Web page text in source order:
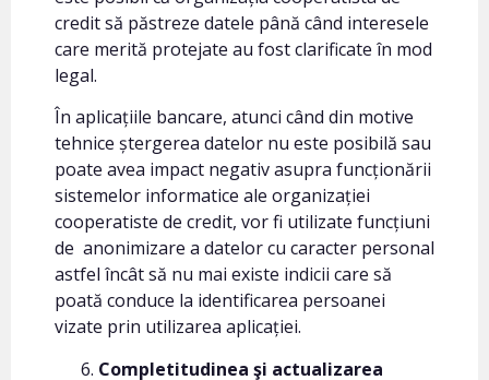
credit să păstreze datele până când interesele
care merită protejate au fost clarificate în mod
legal.
În aplicațiile bancare, atunci când din motive
tehnice ștergerea datelor nu este posibilă sau
poate avea impact negativ asupra funcționării
sistemelor informatice ale organizației
cooperatiste de credit, vor fi utilizate funcțiuni
de anonimizare a datelor cu caracter personal
astfel încât să nu mai existe indicii care să
poată conduce la identificarea persoanei
vizate prin utilizarea aplicației.
Completitudinea şi actualizarea